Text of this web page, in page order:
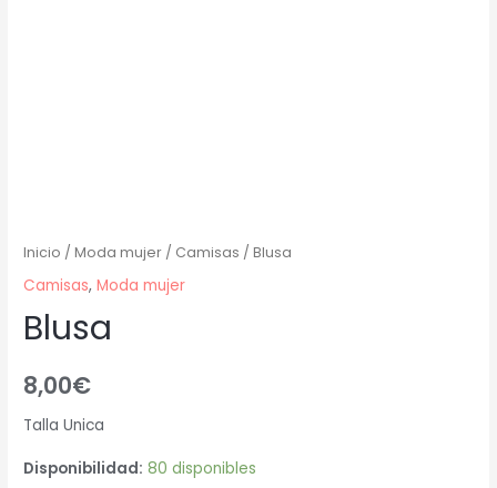
Inicio /Moda mujer / Camisas / Blusa
Camisas,Moda mujer
Blusa
8,00€
Talla Unica
Disponibilidad: 80 disponibles